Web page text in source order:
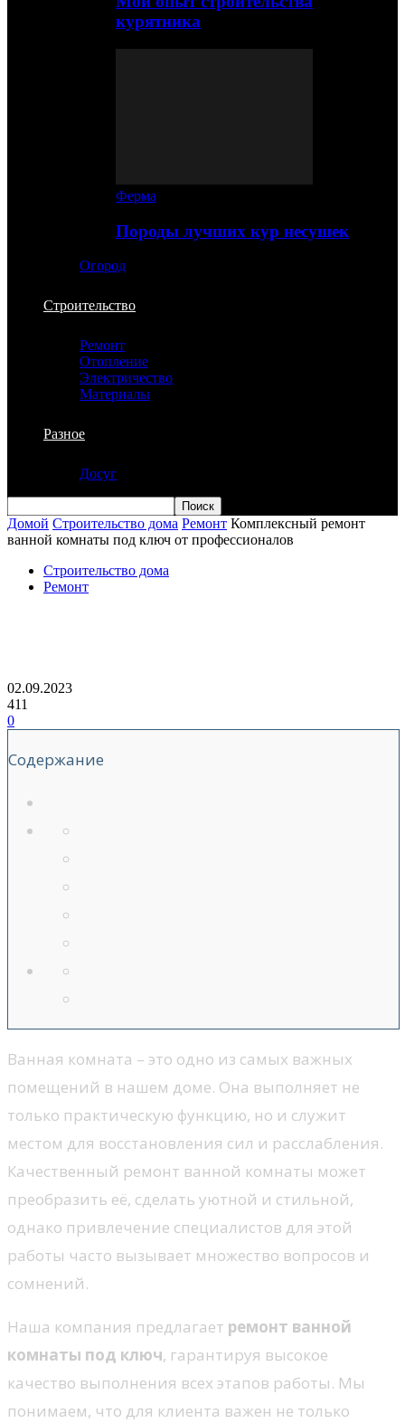
курятника
Ферма
Породы лучших кур несушек
Огород
Строительство
Ремонт
Отопление
Электричество
Материалы
Разное
Досуг
Домой Строительство дома Ремонт Комплексный ремонт
ванной комнаты под ключ от профессионалов
Строительство дома
Ремонт
02.09.2023
411
0
Содержание
Ванная комната – это одно из самых важных
помещений в нашем доме. Она выполняет не
только практическую функцию, но и служит
местом для восстановления сил и расслабления.
Качественный ремонт ванной комнаты может
преобразить её, сделать уютной и стильной,
однако привлечение специалистов для этой
работы часто вызывает множество вопросов и
сомнений.
Наша компания предлагает ремонт ванной
комнаты под ключ, гарантируя высокое
качество выполнения всех этапов работы. Мы
понимаем, что для клиента важен не только